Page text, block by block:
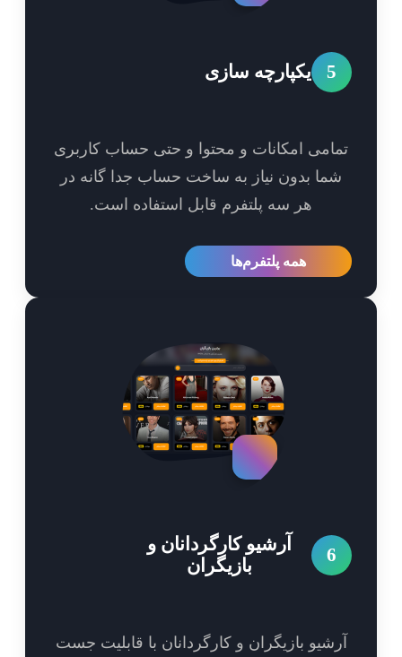
یکپارچه سازی
امکانات و محتوا و حتی حساب کاربری
بدون نیاز به ساخت حساب جدا گانه در
هر سه پلتفرم قابل استفاده است.
همه پلتفرم‌ها
آرشیو کارگردانان و
بازیگران
بازیگران و کارگردانان با قابلیت جست